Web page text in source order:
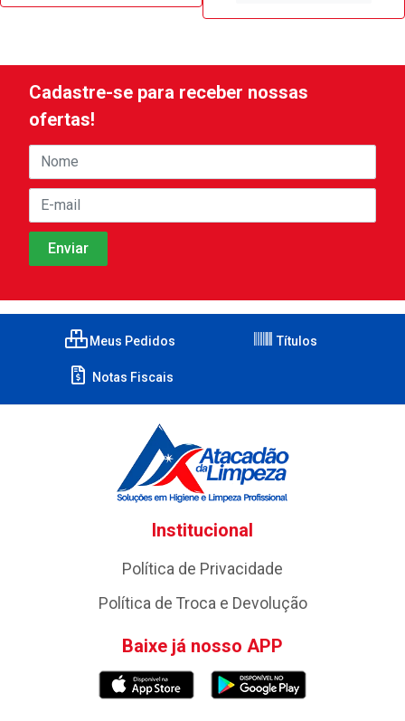
Cadastre-se para receber nossas
ofertas!
Meus Pedidos Títulos
Notas Fiscais
Institucional
Política de Privacidade
Política de Troca e Devolução
Baixe já nosso APP